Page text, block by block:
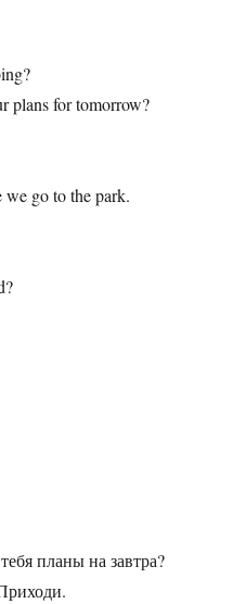
plans for tomorrow?
we go to the park.
планы на завтра?